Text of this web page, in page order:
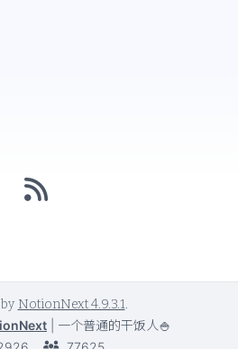
NotionNext4.9.3.1.
一个普通的干饭人🍚